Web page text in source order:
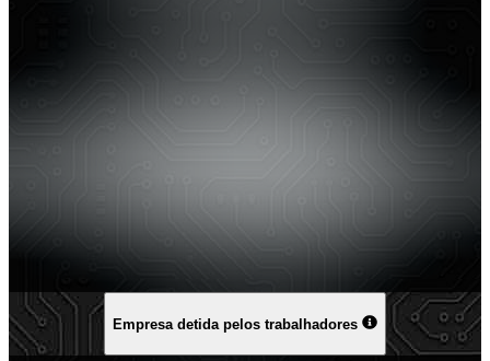
Empresa detida pelos trabalhadores